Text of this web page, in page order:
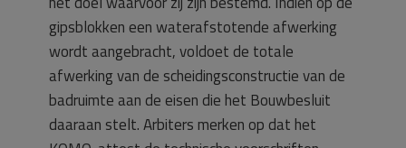
gipsblokken een waterafstotende afwerking
wordt aangebracht, voldoet de totale
afwerking van de scheidingsconstructie van de
badruimte aan de eisen die het Bouwbesluit
daaraan stelt. Arbiters merken op dat het